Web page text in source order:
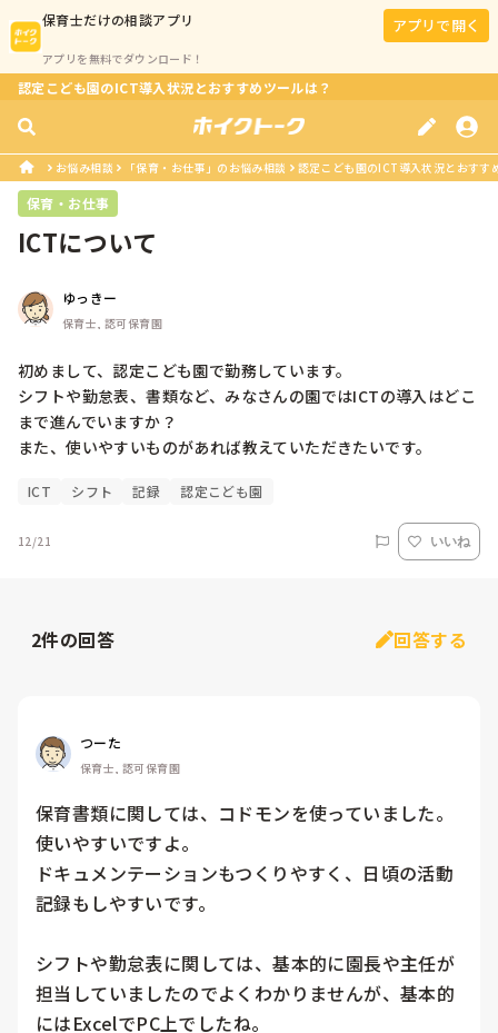
保育士だけの相談アプリ
アプリを無料でダウンロード！
アプリで開く
認定こども園のICT導入状況とおすすめツールは？
お悩み相談 「保育・お仕事」のお悩み相談 認定こども園のICT導入状況とおすす
保育・お仕事
ICTについて
ゆっきー
保育士, 認可保育園
初めまして、認定こども園で勤務しています。
シフトや勤怠表、書類など、みなさんの園ではICTの導入はどこ
まで進んでいますか？
また、使いやすいものがあれば教えていただきたいです。
ICT シフト 記録 認定こども園
12/21 いいね
2件の回答 回答する
つーた
保育士, 認可保育園
保育書類に関しては、コドモンを使っていました。
使いやすいですよ。
ドキュメンテーションもつくりやすく、日頃の活動
記録もしやすいです。
シフトや勤怠表に関しては、基本的に園長や主任が
担当していましたのでよくわかりませんが、基本的